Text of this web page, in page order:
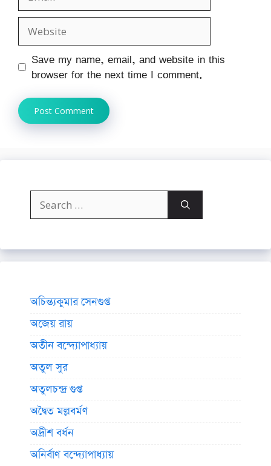
Website
Save my name, email, and website in this
browser for the next time I comment.
Search
for:
অচিন্ত্যকুমার সেনগুপ্ত
অজেয় রায়
অতীন বন্দ্যোপাধ্যায়
অতুল সুর
অতুলচন্দ্র গুপ্ত
অদ্বৈত মল্লবর্মণ
অদ্রীশ বর্ধন
অনির্বাণ বন্দ্যোপাধ্যায়